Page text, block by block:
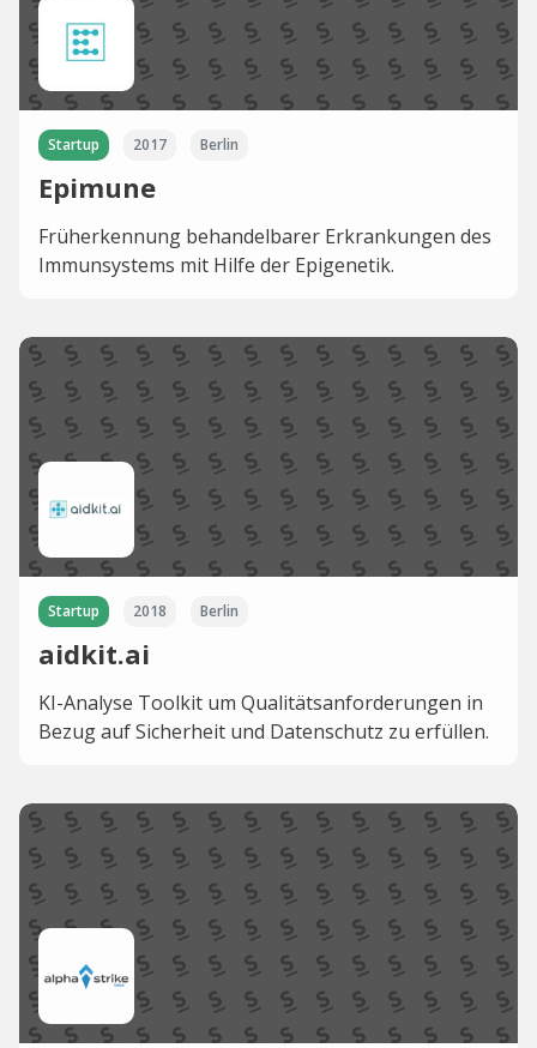
Startup 2017 Berlin
Epimune
Früherkennung behandelbarer Erkrankungen des
Immunsystems mit Hilfe der Epigenetik.
Startup 2018 Berlin
aidkit.ai
KI-Analyse Toolkit um Qualitätsanforderungen in
Bezug auf Sicherheit und Datenschutz zu erfüllen.